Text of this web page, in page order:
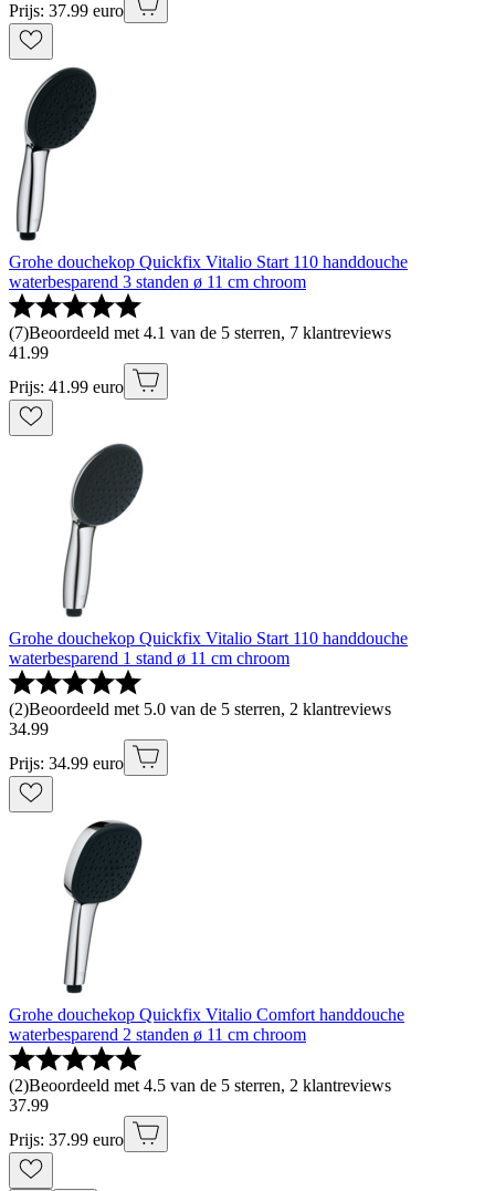
Prijs: 37.99 euro
Grohe douchekop Quickfix Vitalio Start 110 handdouche
waterbesparend 3 standen ø 11 cm chroom
(7)Beoordeeld met 4.1 van de 5 sterren, 7 klantreviews
41 .99
Prijs: 41.99 euro
Grohe douchekop Quickfix Vitalio Start 110 handdouche
waterbesparend 1 stand ø 11 cm chroom
(2)Beoordeeld met 5.0 van de 5 sterren, 2 klantreviews
34.99
Prijs: 34.99 euro
Grohe douchekop Quickfix Vitalio Comfort handdouche
waterbesparend 2 standen ø 11 cm chroom
(2)Beoordeeld met 4.5 van de 5 sterren, 2 klantreviews
37.99
Prijs: 37.99 euro